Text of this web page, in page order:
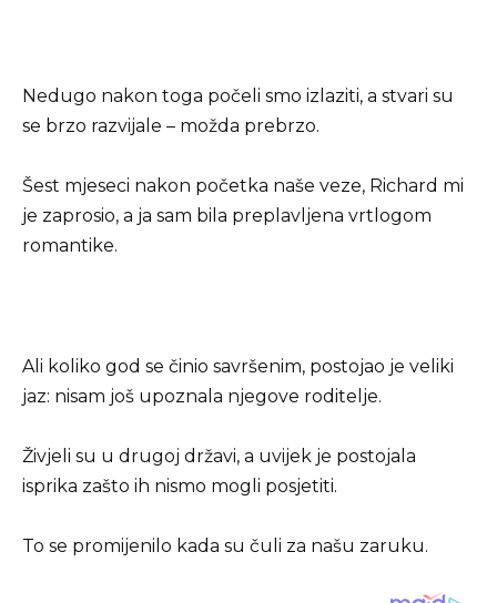
Nedugo nakon toga počeli smo izlaziti, a stvari su
se brzo razvijale – možda prebrzo.
Šest mjeseci nakon početka naše veze, Richard mi
je zaprosio, a ja sam bila preplavljena vrtlogom
romantike.
Ali koliko god se činio savršenim, postojao je veliki
jaz: nisam još upoznala njegove roditelje.
Živjeli su u drugoj državi, a uvijek je postojala
isprika zašto ih nismo mogli posjetiti.
To se promijenilo kada su čuli za našu zaruku.